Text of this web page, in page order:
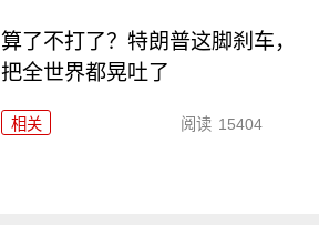
算了不打了？特朗普这脚刹车，
把全世界都晃吐了
相关 阅读 15404